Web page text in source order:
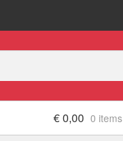
€0,00 0 items